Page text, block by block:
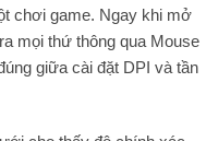
chơi game. Ngay khi mở
mọi thứ thông qua Mouse
giữa cài đặt DPI và tần